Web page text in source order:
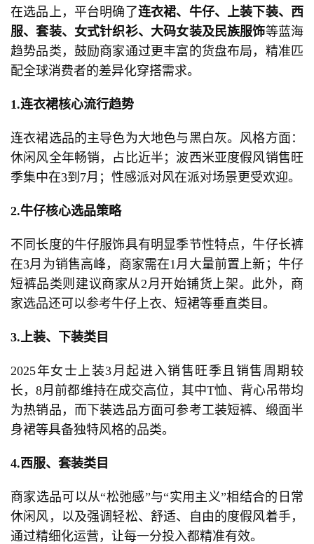
在选品上，平台明确了连衣裙、牛仔、上装下装、西
服、套装、女式针织衫、大码女装及民族服饰等蓝海
趋势品类，鼓励商家通过更丰富的货盘布局，精准匹
配全球消费者的差异化穿搭需求。
1.连衣裙核心流行趋势
连衣裙选品的主导色为大地色与黑白灰。风格方面：
休闲风全年畅销，占比近半；波西米亚度假风销售旺
季集中在3到7月；性感派对风在派对场景更受欢迎。
2.牛仔核心选品策略
不同长度的牛仔服饰具有明显季节性特点，牛仔长裤
在3月为销售高峰，商家需在1月大量前置上新；牛仔
短裤品类则建议商家从2月开始铺货上架。此外，商
家选品还可以参考牛仔上衣、短裙等垂直类目。
3. 上装、下装类目
2025年女士上装3月起进入销售旺季且销售周期较
长，8月前都维持在成交高位，其中T恤、背心吊带均
为热销品，而下装选品方面可参考工装短裤、缎面半
身裙等具备独特风格的品类。
4.西服、套装类目
商家选品可以从“松弛感”与“实用主义”相结合的日常
休闲风，以及强调轻松、舒适、自由的度假风着手，
通过精细化运营，让每一分投入都精准有效。